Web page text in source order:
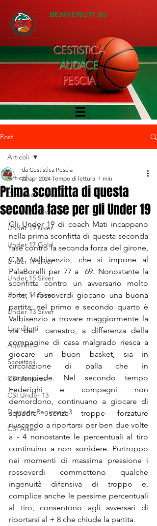
BENVENUTI SU
CESTISTICA
AUDACE
PESCIA
Post
Articoli
Divisione Regionale 1
Under 20 Silver
Under 19 silver
Under 17 Gold
Under 17 silver
Under 15 Silver
Under 14 Silver
Under 13 Silver
Esordienti
Aquilotti
Scoiattoli
CSI Juniores
CSI Under 13
Divisione Regionale 3
CSI Allievi
Articoli
Prima sconfitta di questa
seconda fase per gli Under 19
da Cestistica Pescia
22 apr 2024 Tempo di lettura: 1 min
Gli Under 19 di coach Mati incappano
nella prima sconfitta di questa seconda
fase contro la seconda forza del girone,
C.M. Valbisenzio, che si impone al
PalaBorelli per 77 a  69. Nonostante la
sconfitta contro un avversario molto
forte, i rossoverdi giocano una buona
partita; nel primo e secondo quarto è
Valbisenzio a trovare maggiormente la
via del  canestro, a differenza della
compagine di casa malgrado riesca a
giocare un buon basket, sia in
circolazione di palla che in
contropiede. Nel secondo tempo
Federighi e compagni non
demordono, continuano a giocare di
squadra senza troppe forzature
riuscendo a riportarsi per ben due volte
a - 4 nonostante le percentuali al tiro
continuino a non sorridere. Purtroppo
nei momenti di massima pressione i
rossoverdi commettono qualche
ingenuità difensiva di troppo e,
complice anche le pessime percentuali
al tiro, consentono agli avversari di
riportarsi al + 8 che chiude la partita.